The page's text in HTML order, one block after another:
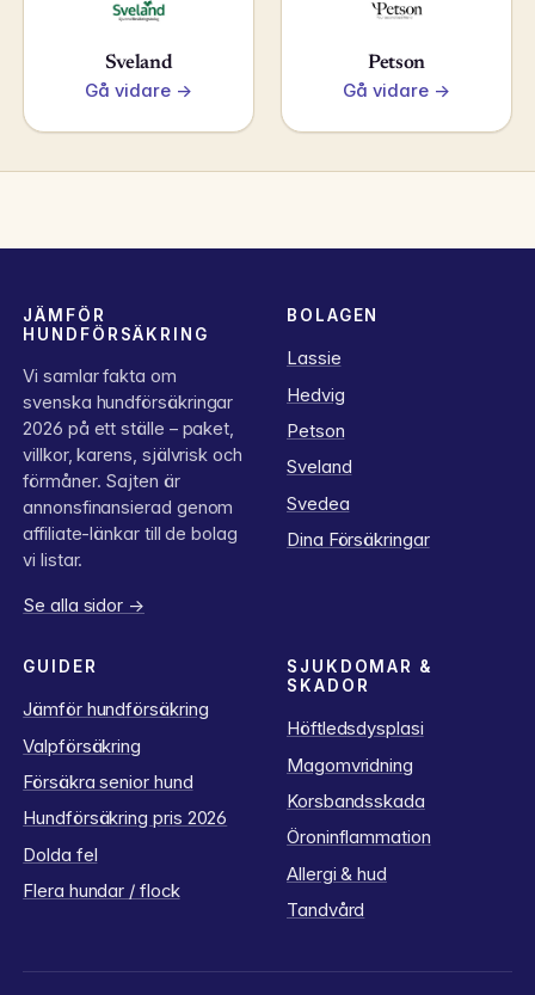
Sveland
Gå vidare →
Petson
Gå vidare →
JÄMFÖR
HUNDFÖRSÄKRING
Vi samlar fakta om
svenska hundförsäkringar
2026 på ett ställe – paket,
villkor, karens, självrisk och
förmåner. Sajten är
annonsfinansierad genom
affiliate-länkar till de bolag
vi listar.
Se alla sidor →
BOLAGEN
Lassie
Hedvig
Petson
Sveland
Svedea
Dina Försäkringar
GUIDER
Jämför hundförsäkring
Valpförsäkring
Försäkra senior hund
Hundförsäkring pris 2026
Dolda fel
Flera hundar / flock
SJUKDOMAR &
SKADOR
Höftledsdysplasi
Magomvridning
Korsbandsskada
Öroninflammation
Allergi & hud
Tandvård